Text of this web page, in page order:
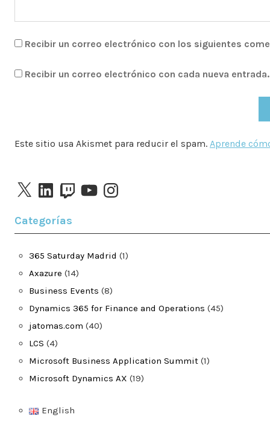
Recibir un correo electrónico con los siguientes
Recibir un correo electrónico con cada nueva entrada.
Este sitio usa Akismet para reducir el spam. Aprende
X LinkedInTwitchYouTubeInstagram
Categorías
365 Saturday Madrid (1)
Axazure (14)
Business Events (8)
Dynamics 365 for Finance and Operations (45)
jatomas.com (40)
LCS (4)
Microsoft Business Application Summit (1)
Microsoft Dynamics AX (19)
English